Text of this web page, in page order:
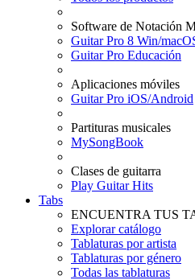
Software de Notación
Guitar Pro 8 Win/
Guitar Pro Educación
Aplicaciones móviles
Guitar Pro iOS/Android
Partituras musicales
MySongBook
Clases de guitarra
Play Guitar Hits
Tabs
ENCUENTRA TUS
Explorar catálogo
Tablaturas por artista
Tablaturas por género
Todas las tablaturas